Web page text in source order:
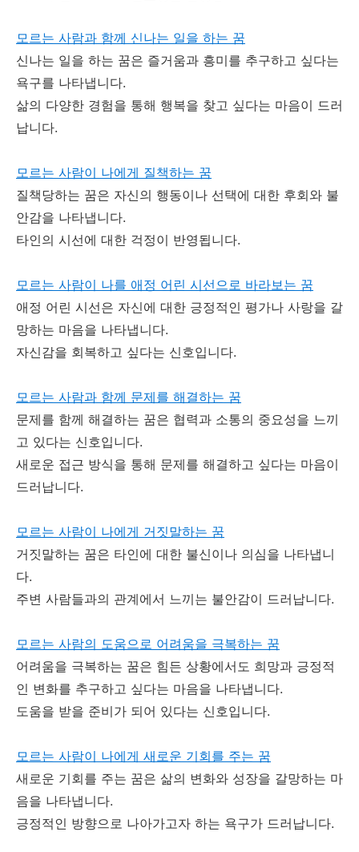
모르는 사람과 함께 신나는 일을 하는 꿈
신나는 일을 하는 꿈은 즐거움과 흥미를 추구하고 싶다는
욕구를 나타냅니다.
삶의 다양한 경험을 통해 행복을 찾고 싶다는 마음이 드러
납니다.
모르는 사람이 나에게 질책하는 꿈
질책당하는 꿈은 자신의 행동이나 선택에 대한 후회와 불
안감을 나타냅니다.
타인의 시선에 대한 걱정이 반영됩니다.
모르는 사람이 나를 애정 어린 시선으로 바라보는 꿈
애정 어린 시선은 자신에 대한 긍정적인 평가나 사랑을 갈
망하는 마음을 나타냅니다.
자신감을 회복하고 싶다는 신호입니다.
모르는 사람과 함께 문제를 해결하는 꿈
문제를 함께 해결하는 꿈은 협력과 소통의 중요성을 느끼
고 있다는 신호입니다.
새로운 접근 방식을 통해 문제를 해결하고 싶다는 마음이
드러납니다.
모르는 사람이 나에게 거짓말하는 꿈
거짓말하는 꿈은 타인에 대한 불신이나 의심을 나타냅니
다.
주변 사람들과의 관계에서 느끼는 불안감이 드러납니다.
모르는 사람의 도움으로 어려움을 극복하는 꿈
어려움을 극복하는 꿈은 힘든 상황에서도 희망과 긍정적
인 변화를 추구하고 싶다는 마음을 나타냅니다.
도움을 받을 준비가 되어 있다는 신호입니다.
모르는 사람이 나에게 새로운 기회를 주는 꿈
새로운 기회를 주는 꿈은 삶의 변화와 성장을 갈망하는 마
음을 나타냅니다.
긍정적인 방향으로 나아가고자 하는 욕구가 드러납니다.